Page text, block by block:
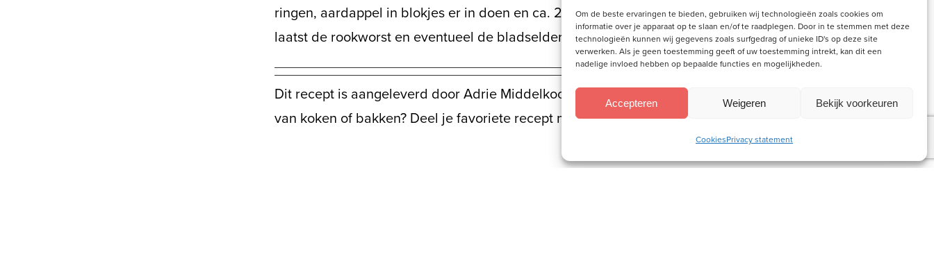
Om de beste ervaringen te bieden, gebruiken wij technologieën zoals cookies om
informatie over je apparaat op te slaan en/of te raadplegen. Door in te stemmen met deze
technologieën kunnen wij gegevens zoals surfgedrag of unieke ID's op deze site
verwerken. Als je geen toestemming geeft of uw toestemming intrekt, kan dit een
nadelige invloed hebben op bepaalde functies en mogelijkheden.
Accepteren Weigeren Bekijk voorkeuren
CookiesPrivacy statement
ringen, aardappel in blokjes er in doen en ca. 2 uur zachtjes koken. Op het
laatst de rookworst en eventueel de bladselderij er bij doen.
Dit recept is aangeleverd door Adrie Middelkoop – den Hartog. Ook fan
van koken of bakken? Deel je favoriete recept met ons!